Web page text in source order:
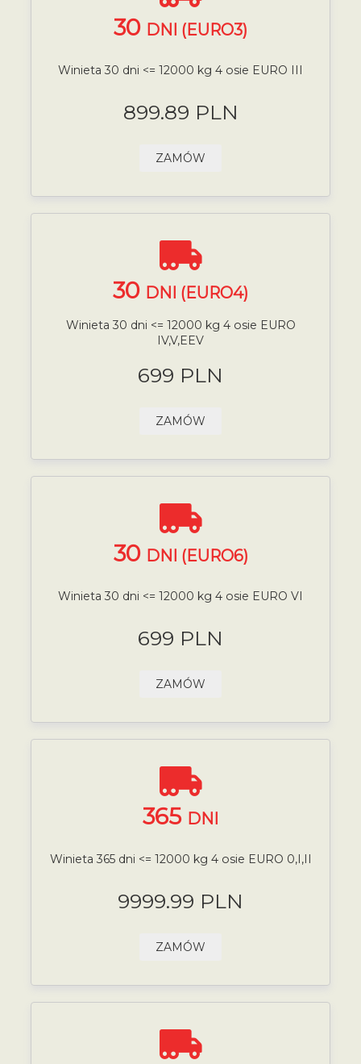
30 DNI (EURO3)
Winieta 30 dni <= 12000 kg 4 osie EURO III
899.89 PLN
ZAMÓW
30 DNI (EURO4)
Winieta 30 dni <= 12000 kg 4 osie EURO
IV,V,EEV
699 PLN
ZAMÓW
30 DNI (EURO6)
Winieta 30 dni <= 12000 kg 4 osie EURO VI
699 PLN
ZAMÓW
365 DNI
Winieta 365 dni <= 12000 kg 4 osie EURO 0,I,II
9999.99 PLN
ZAMÓW